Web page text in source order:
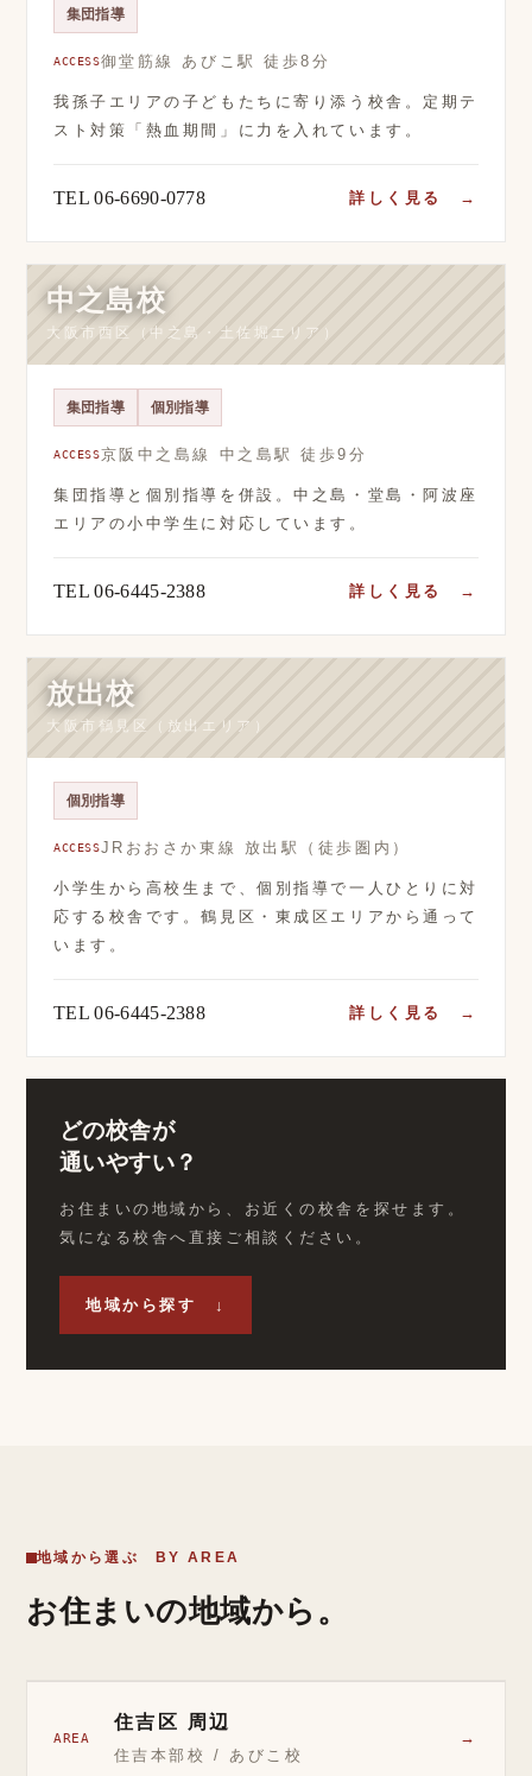
集団指導
ACCESS御堂筋線 あびこ駅 徒歩8分
我孫子エリアの子どもたちに寄り添う校舎。定期テ
スト対策「熱血期間」に力を入れています。
TEL 06-6690-0778 詳しく見る →
中之島校
大阪市西区（中之島・土佐堀エリア）
集団指導 個別指導
ACCESS京阪中之島線 中之島駅 徒歩9分
集団指導と個別指導を併設。中之島・堂島・阿波座
エリアの小中学生に対応しています。
TEL 06-6445-2388 詳しく見る →
放出校
大阪市鶴見区（放出エリア）
個別指導
ACCESSJRおおさか東線 放出駅（徒歩圏内）
小学生から高校生まで、個別指導で一人ひとりに対
応する校舎です。鶴見区・東成区エリアから通って
います。
TEL 06-6445-2388 詳しく見る →
どの校舎が
通いやすい？
お住まいの地域から、お近くの校舎を探せます。
気になる校舎へ直接ご相談ください。
地域から探す ↓
地域から選ぶ BY AREA
お住まいの地域から。
AREA
住吉区 周辺
住吉本部校 / あびこ校
→